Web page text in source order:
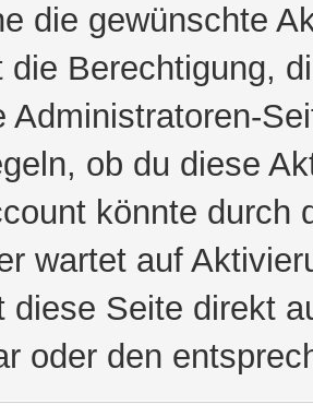
die gewünschte
die Berechtigung,
Administratoren-
ob du diese
könnte durch
wartet auf
diese Seite direkt
oder den